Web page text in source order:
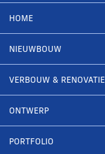
HOME
NIEUWBOUW
VERBOUW & RENOVATIE
ONTWERP
PORTFOLIO